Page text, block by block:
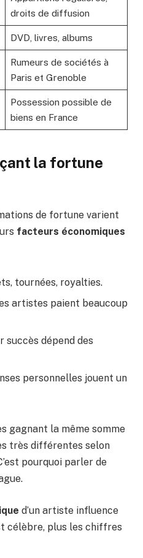
droits de diffusion
DVD, livres, albums
Rumeurs de sociétés à
Paris et Grenoble
Possession possible de
biens en France
la fortune
de fortune varient
facteurs économiques
tournées, royalties.
artistes paient beaucoup
succès dépend des
personnelles jouent un
gagnant la même somme
très différentes selon
pourquoi parler de
d’un artiste influence
célèbre, plus les chiffres